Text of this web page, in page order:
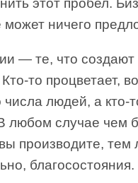
этот пробел.
ничего
— те, что создают
то процветает,
числа людей, а
любом случае чем
производите,
благосостояния.